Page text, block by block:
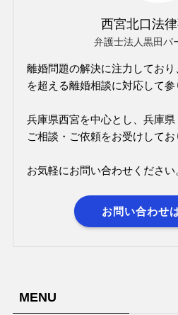
西宮北口法
弁護士法人黒田パ
離婚問題の解決に注力してお
を超える離婚相談に対応して参
兵庫県西宮を中心とし、兵庫県
ご相談・ご依頼をお受けしてお
お気軽にお問い合わせください
お問い合わせ
MENU